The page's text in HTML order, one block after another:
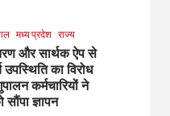
मध्य प्रदेश राज्य
और सार्थक ऐप से
उपस्थिति का विरोध
कर्मचारियों ने
सौंपा ज्ञापन